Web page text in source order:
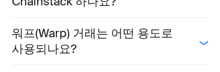
워프(Warp) 거래는 어떤 용도로
사용되나요?